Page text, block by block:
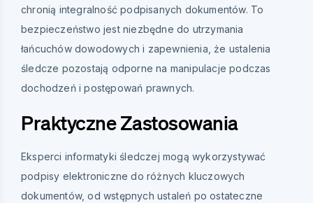
chronią integralność podpisanych dokumentów. To
bezpieczeństwo jest niezbędne do utrzymania
łańcuchów dowodowych i zapewnienia, że ustalenia
śledcze pozostają odporne na manipulacje podczas
dochodzeń i postępowań prawnych.
Praktyczne Zastosowania
Eksperci informatyki śledczej mogą wykorzystywać
podpisy elektroniczne do różnych kluczowych
dokumentów, od wstępnych ustaleń po ostateczne